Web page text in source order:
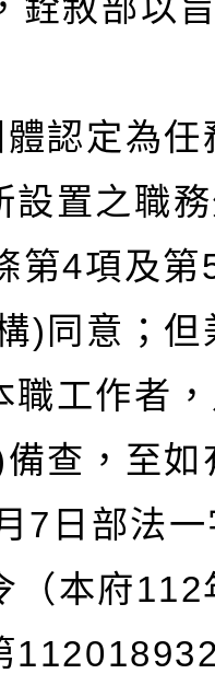
銓敘部以
認定為任
設置之職
第4項及第
)同意；但
職工作者
查，至如
7日部法
（本府112